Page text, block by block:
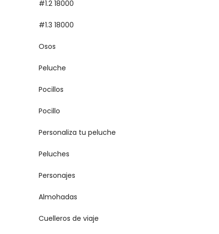
#1.2 18000
#1.3 18000
Osos
Peluche
Pocillos
Pocillo
Personaliza tu peluche
Peluches
Personajes
Almohadas
Cuelleros de viaje